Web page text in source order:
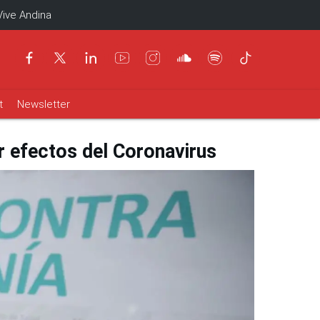
Andina
Newsletter
efectos del Coronavirus